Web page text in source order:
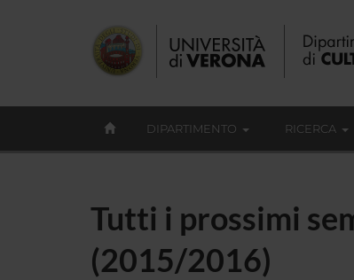
DIPARTIMENTO RICERCA
Tutti i prossimi
(2015/2016)